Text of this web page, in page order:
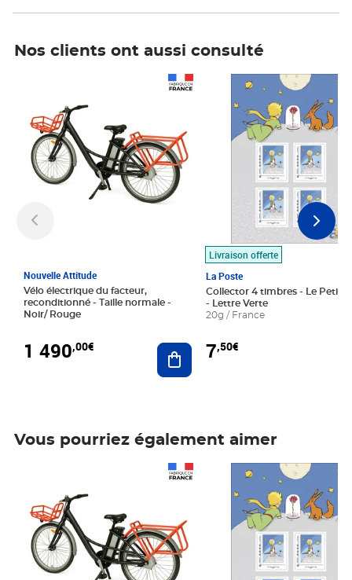
Nos clients ont aussi consulté
Nouvelle Attitude
Vélo électrique du facteur,
reconditionné - Taille normale -
Noir/ Rouge
1 490,00€ Ajouter au panier
Livraison offerte
La Poste
Collector 4 timbres - Le Petit
- Lettre Verte
20g / France
7,50€
Prix 7,50€
Vous pourriez également aimer
Prix 7,50€